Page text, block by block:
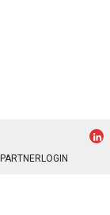
PARTNERLOGIN